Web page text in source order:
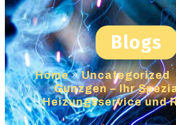
Blogs
Home»Uncategorized
Gunzgen – Ihr
Heizungsservice und